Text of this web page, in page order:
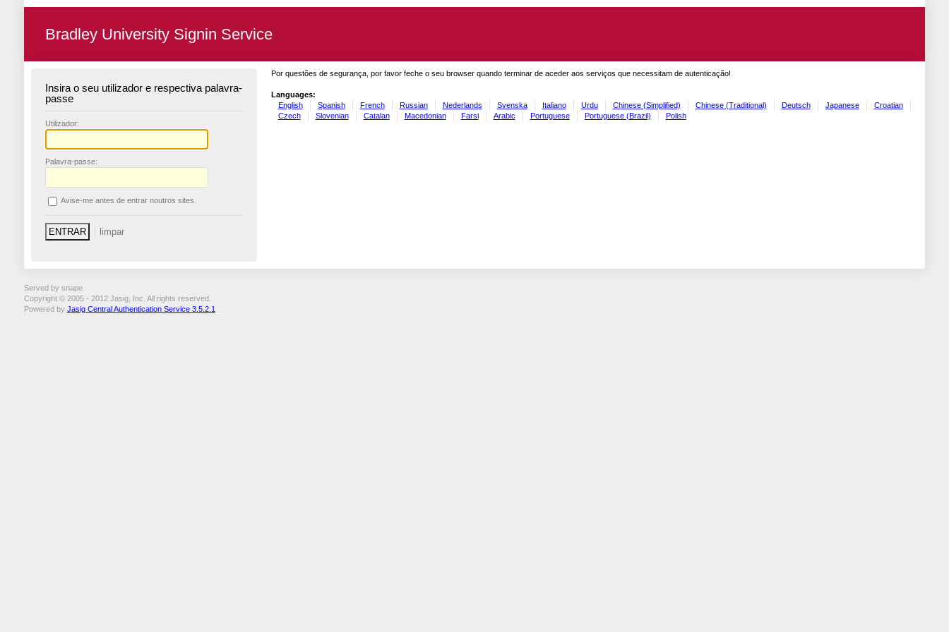
Bradley University Signin Service
Insira o seu utilizador e respectiva palavra-
passe
Utilizador:
Palavra-passe:
Avise-me antes de entrar noutros sites.
Por questões de segurança, por favor feche o seu browser quando terminar de aceder aos serviços que necessitam de autenticação!
Languages:
English
Spanish French Russian Nederlands Svenska Italiano Urdu Chinese (Simplified) Chinese (Traditional) Deutsch Japanese
Croatian
Czech
Slovenian Catalan Macedonian Farsi Arabic Portuguese Portuguese (Brazil) Polish
Served by snape
Copyright © 2005 - 2012 Jasig, Inc. All rights reserved.
Powered by Jasig Central Authentication Service 3.5.2.1